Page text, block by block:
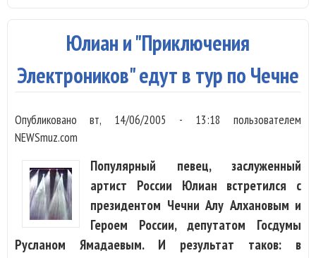
Юлиан и "Приключения
Электроников" едут в тур по Чечне
Опубликовановт, 14/06/2005 - 13:18 пользователем
NEWSmuz.com
Популярный певец, заслуженный
артист России Юлиан встретился с
президентом Чечни Алу Алхановым и
Героем России, депутатом Госдумы
Русланом Ямадаевым. И результат таков: в